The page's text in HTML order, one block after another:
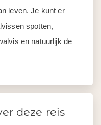
leven. Je kunt er
spotten,
en natuurlijk de
deze reis